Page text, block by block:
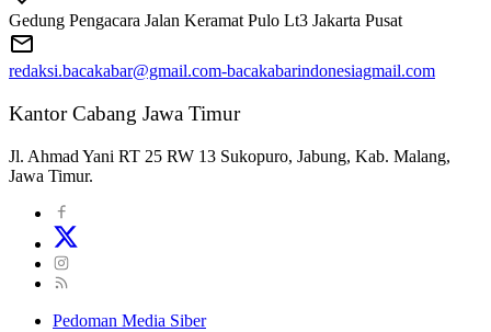
Gedung Pengacara Jalan Keramat Pulo Lt3 Jakarta Pusat
redaksi.bacakabar@gmail.com-bacakabarindonesiagmail.com
Kantor Cabang Jawa Timur
Jl. Ahmad Yani RT 25 RW 13 Sukopuro, Jabung, Kab. Malang,
Jawa Timur.
Pedoman Media Siber